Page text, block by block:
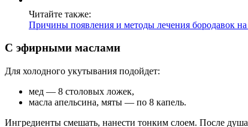
Читайте также:
Причины появления и методы лечения бородавок на
С эфирными маслами
Для холодного укутывания подойдет:
мед — 8 столовых ложек,
масла апельсина, мяты — по 8 капель.
Ингредиенты смешать, нанести тонким слоем. После